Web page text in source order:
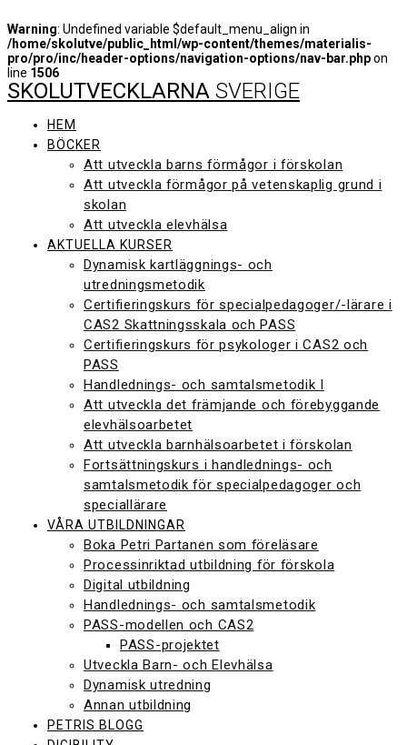
Warning: Undefined variable $default_menu_align in
/home/skolutve/public_html/wp-content/themes/materialis-
pro/pro/inc/header-options/navigation-options/nav-bar.phpon
line 1506
Hoppa
till
SKOLUTVECKLARNA SVERIGE
HEM
BÖCKER
Att utveckla barns förmågor i förskolan
Att utveckla förmågor på vetenskaplig grund i
skolan
Att utveckla elevhälsa
AKTUELLA KURSER
Dynamisk kartläggnings- och
utredningsmetodik
Certifieringskurs för specialpedagoger/-lärare i
CAS2 Skattningsskala och PASS
Certifieringskurs för psykologer i CAS2 och
PASS
Handlednings- och samtalsmetodik I
Att utveckla det främjande och förebyggande
elevhälsoarbetet
Att utveckla barnhälsoarbetet i förskolan
Fortsättningskurs i handlednings- och
samtalsmetodik för specialpedagoger och
speciallärare
VÅRA UTBILDNINGAR
Boka Petri Partanen som föreläsare
Processinriktad utbildning för förskola
Digital utbildning
Handlednings- och samtalsmetodik
PASS-modellen och CAS2
PASS-projektet
Utveckla Barn- och Elevhälsa
Dynamisk utredning
Annan utbildning
PETRIS BLOGG